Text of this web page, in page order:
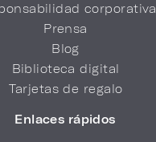
corporativa
Prensa
Blog
Biblioteca digital
Tarjetas de regalo
Enlaces rápidos